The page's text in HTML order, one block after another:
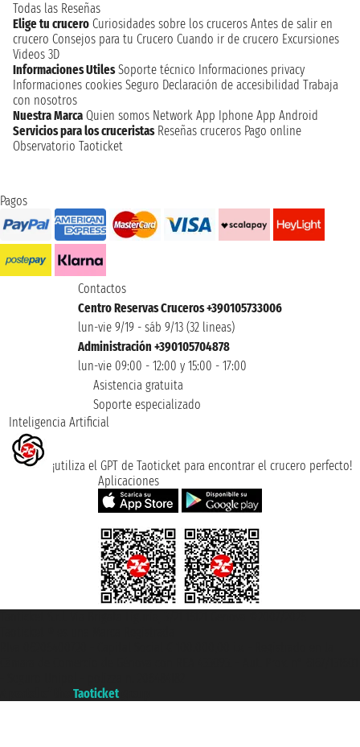
Todas las Reseñas
Elige tu crucero Curiosidades sobre los cruceros Antes de salir en
crucero Consejos para tu Crucero Cuando ir de crucero Excursiones
Videos 3D
Informaciones Utiles Soporte técnico Informaciones privacy
Informaciones cookies Seguro Declaración de accesibilidad Trabaja
con nosotros
Nuestra Marca Quien somos Network App Iphone App Android
Servicios para los cruceristas Reseñas cruceros Pago online
Observatorio Taoticket
Pagos
Contactos
Centro Reservas Cruceros +390105733006
lun-vie 9/19 - sáb 9/13 (32 lineas)
Administración +390105704878
lun-vie 09:00 - 12:00 y 15:00 - 17:00
Asistencia gratuita
Soporte especializado
Inteligencia Artificial
¡utiliza el GPT de Taoticket para encontrar el crucero perfecto!
Aplicaciones
Taoticket